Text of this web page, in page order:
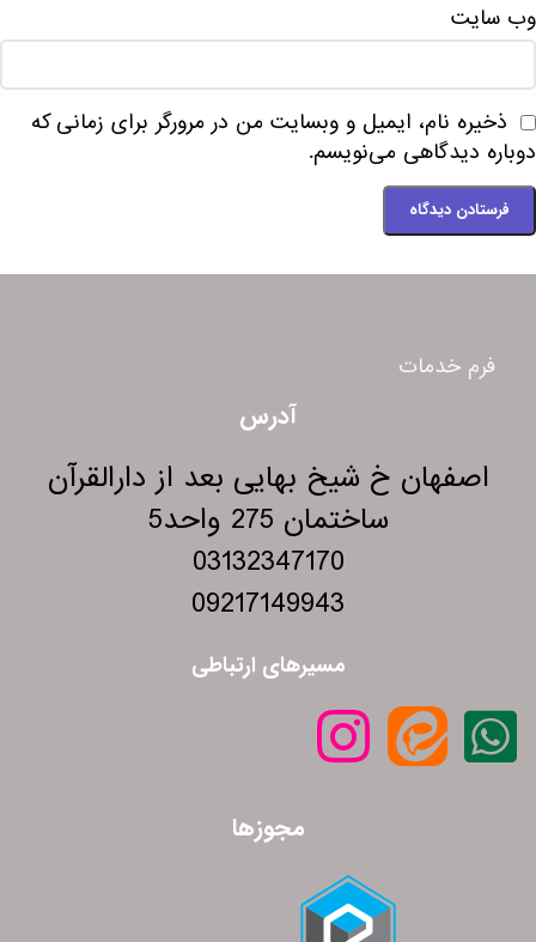
وب‌ سایت
ذخیره نام، ایمیل و وبسایت من در مرورگر برای زمانی که
دوباره دیدگاهی می‌نویسم.
فرم خدمات
آدرس
اصفهان خ شیخ بهایی بعد از دارالقرآن
ساختمان 275 واحد5
03132347170
09217149943
مسیرهای ارتباطی
مجوزها